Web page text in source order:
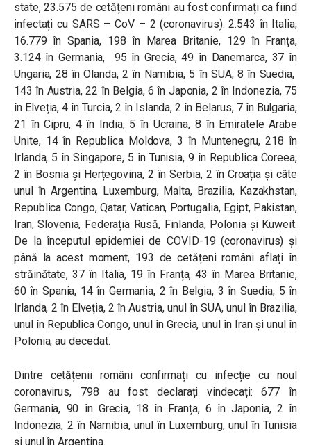
state, 23.575 de cetățeni români au fost confirmați ca fiind
infectați cu SARS – CoV – 2 (coronavirus): 2.543 în Italia,
16.779 în Spania, 198 în Marea Britanie, 129 în Franța,
3.124 în Germania, 95 în Grecia, 49 în Danemarca, 37 în
Ungaria, 28 în Olanda, 2 în Namibia, 5 în SUA, 8 în Suedia,
143 în Austria, 22 în Belgia, 6 în Japonia, 2 în Indonezia, 75
în Elveția, 4 în Turcia, 2 în Islanda, 2 în Belarus, 7 în Bulgaria,
21 în Cipru, 4 în India, 5 în Ucraina, 8 în Emiratele Arabe
Unite, 14 în Republica Moldova, 3 în Muntenegru, 218 în
Irlanda, 5 în Singapore, 5 în Tunisia, 9 în Republica Coreea,
2 în Bosnia și Herțegovina, 2 în Serbia, 2 în Croația și câte
unul în Argentina, Luxemburg, Malta, Brazilia, Kazakhstan,
Republica Congo, Qatar, Vatican, Portugalia, Egipt, Pakistan,
Iran, Slovenia, Federația Rusă, Finlanda, Polonia și Kuweit.
De la începutul epidemiei de COVID-19 (coronavirus) și
până la acest moment, 193 de cetățeni români aflați în
străinătate, 37 în Italia, 19 în Franța, 43 în Marea Britanie,
60 în Spania, 14 în Germania, 2 în Belgia, 3 în Suedia, 5 în
Irlanda, 2 în Elveția, 2 în Austria, unul în SUA, unul în Brazilia,
unul în Republica Congo, unul în Grecia, unul în Iran și unul în
Polonia, au decedat.
Dintre cetățenii români confirmați cu infecție cu noul
coronavirus, 798 au fost declarați vindecați: 677 în
Germania, 90 în Grecia, 18 în Franța, 6 în Japonia, 2 în
Indonezia, 2 în Namibia, unul în Luxemburg, unul în Tunisia
și unul în Argentina.